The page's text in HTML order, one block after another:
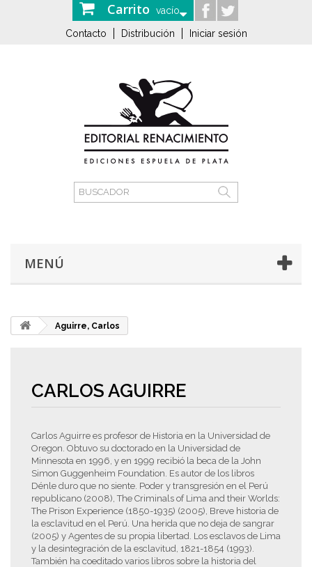
Carrito vacío
Contacto Distribución Iniciar sesión
MENÚ
Aguirre, Carlos
CARLOS AGUIRRE
Carlos Aguirre es profesor de Historia en la Universidad de
Oregon. Obtuvo su doctorado en la Universidad de
Minnesota en 1996, y en 1999 recibió la beca de la John
Simon Guggenheim Foundation. Es autor de los libros
Dénle duro que no siente. Poder y transgresión en el Perú
republicano (2008), The Criminals of Lima and their Worlds:
The Prison Experience (1850-1935) (2005), Breve historia de
la esclavitud en el Perú. Una herida que no deja de sangrar
(2005) y Agentes de su propia libertad. Los esclavos de Lima
y la desintegración de la esclavitud, 1821-1854 (1993).
También ha coeditado varios libros sobre la historia del